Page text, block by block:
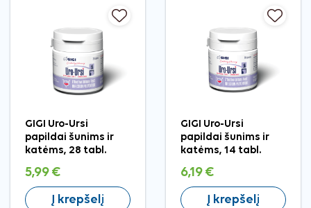
GIGI Uro-Ursi
papildai šunims ir
katėms, 28 tabl.
5,99 €
Į krepšelį
GIGI Uro-Ursi
papildai šunims ir
katėms, 14 tabl.
6,19 €
Į krepšelį